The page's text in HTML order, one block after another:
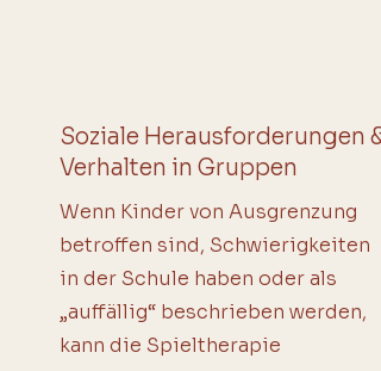
Soziale Herausforderungen &
Verhalten in Gruppen
Wenn Kinder von Ausgrenzung
betroffen sind, Schwierigkeiten
in der Schule haben oder als
„auffällig“ beschrieben werden,
kann die Spieltherapie